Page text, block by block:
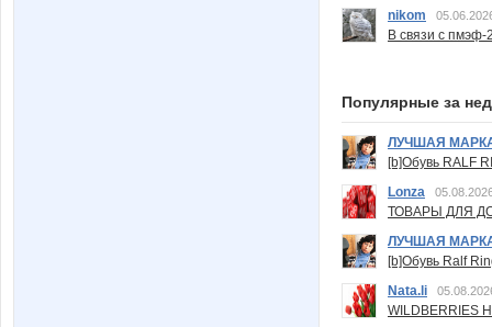
nikom
В связи с пмэф-
Популярные за
ЛУЧШАЯ
[b]Обувь RALF
Lonza
ТОВАРЫ ДЛЯ
ЛУЧШАЯ
[b]Обувь Ralf
Nata.li